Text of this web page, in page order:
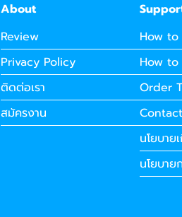
About
Review
Privacy Policy
ติดต่อเรา
สมัครงาน
How
How to
Order
นโยบาย
นโยบาย